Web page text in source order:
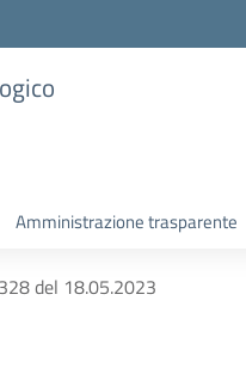
Amministrazione trasparente
del 18.05.2023